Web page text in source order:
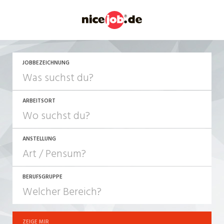
JOBBEZEICHNUNG
ARBEITSORT
ANSTELLUNG
JOB-TYP
Festanstellung
BERUFSGRUPPE
ZEIGE MIR